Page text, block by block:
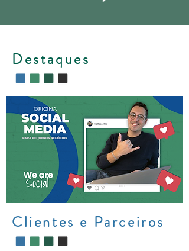
Destaques
Clientes e Parceiros